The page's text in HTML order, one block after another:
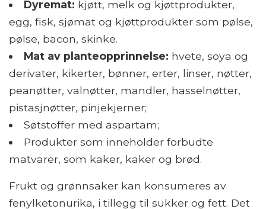
Dyremat: kjøtt, melk og kjøttprodukter,
egg, fisk, sjømat og kjøttprodukter som pølse,
pølse, bacon, skinke.
Mat av planteopprinnelse: hvete, soya og
derivater, kikerter, bønner, erter, linser, nøtter,
peanøtter, valnøtter, mandler, hasselnøtter,
pistasjnøtter, pinjekjerner;
Søtstoffer med aspartam;
Produkter som inneholder forbudte
matvarer, som kaker, kaker og brød.
Frukt og grønnsaker kan konsumeres av
fenylketonurika, i tillegg til sukker og fett. Det